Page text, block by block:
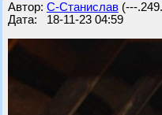
Автор: С-Станислав (---
Дата: 18-11-23 04:59